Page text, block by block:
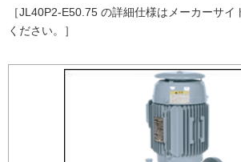
［JL40P2-E50.75 の詳細仕様はメーカーサ
ください。］